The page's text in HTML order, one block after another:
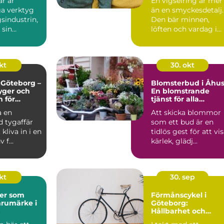
verktyg
än en smyckesdetalj.
Den bär minnen,
löften och vardag i
–
och
för
en
tygaffär
in i en
f...
30. okt
Blomsterbud i
En blomstrande
tjänst för alla
Att skicka blommor
som ett bud är en
tidlös gest för att
kärlek, glädj...
som
i
30. sep
Förmånscykel i
Göteborg:
Hållbarhet och